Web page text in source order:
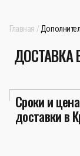
Главная
ДОСТАВКА
Сроки и цена
доставки в